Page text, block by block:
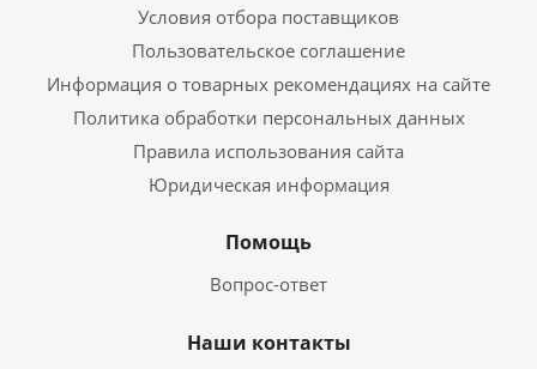
Условия отбора поставщиков
Пользовательское соглашение
Информация о товарных рекомендациях на сайте
Политика обработки персональных данных
Правила использования сайта
Юридическая информация
Помощь
Вопрос-ответ
Наши контакты